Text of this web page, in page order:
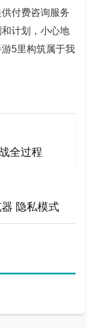
付费咨询服务
计划，小心地
5里构筑属于我
全过程
隐私模式